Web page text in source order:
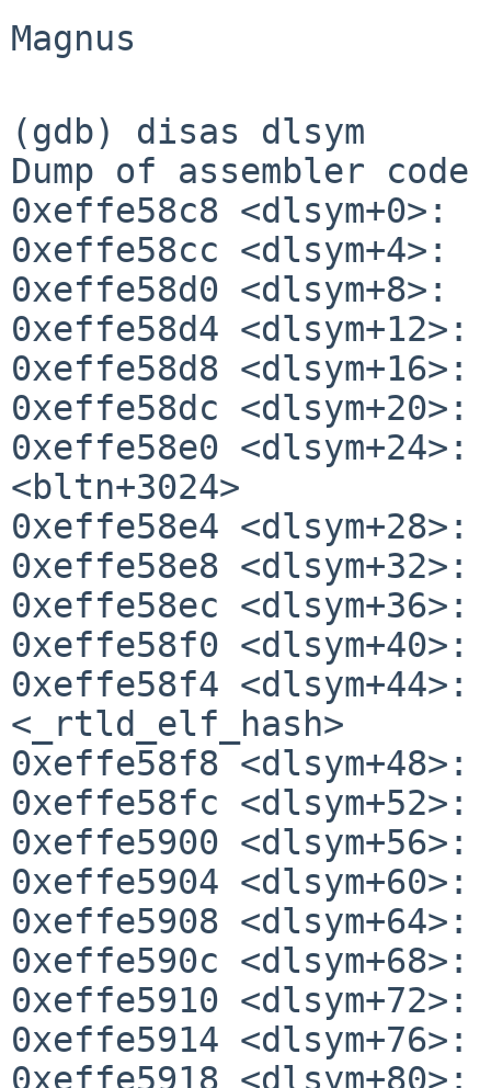
Magnus
(gdb) disas dlsym
Dump of assembler
0xeffe58c8
0xeffe58cc
0xeffe58d0
0xeffe58d4
0xeffe58d8
0xeffe58dc
0xeffe58e0
<bltn+3024>
0xeffe58e4
0xeffe58e8
0xeffe58ec
0xeffe58f0
0xeffe58f4
<_rtld_elf_hash>
0xeffe58f8
0xeffe58fc
0xeffe5900
0xeffe5904
0xeffe5908
0xeffe590c
0xeffe5910
0xeffe5914
0xeffe5918